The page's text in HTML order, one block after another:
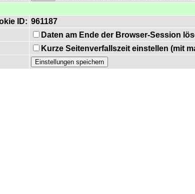
ID: 961187
Daten am Ende der Browser-Session
Kurze Seitenverfallszeit einstellen (mit